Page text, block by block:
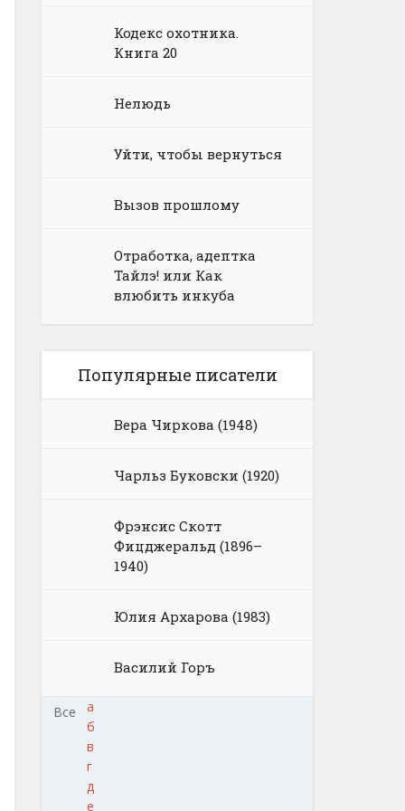
Кодекс охотника.
Книга 20
Нелюдь
Уйти, чтобы вернуться
Вызов прошлому
Отработка, адептка
Тайлэ! или Как
влюбить инкуба
Популярные писатели
Вера Чиркова (1948)
Чарльз Буковски (1920)
Фрэнсис Скотт
Фицджеральд (1896–
1940)
Юлия Архарова (1983)
Василий Горъ
Все
а
б
в
г
д
е